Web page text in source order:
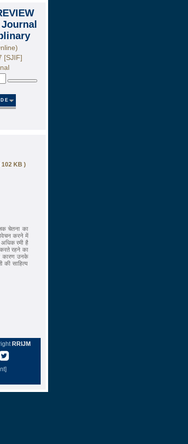
[SJIF]
Search
KB )
चेतना का
करने में
अधिक रमी है
करते रहने का
कारण उनके
की साहित्य
RRIJM